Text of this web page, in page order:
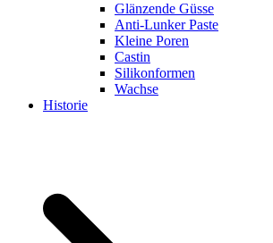
Glänzende Güsse
Anti-Lunker Paste
Kleine Poren
Castin
Silikonformen
Wachse
Historie